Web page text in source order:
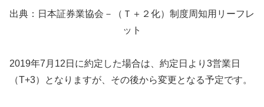
出典：日本証券業協会－（Ｔ＋２化）制度周知用リーフレ
ット
2019年7月12日に約定した場合は、約定日より3営業日
（T+3）となりますが、その後から変更となる予定です。